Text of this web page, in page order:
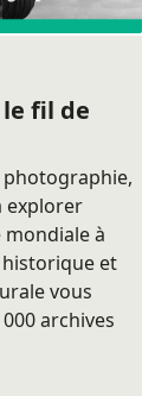
fil de
photographie,
explorer
à
et
vous
archives